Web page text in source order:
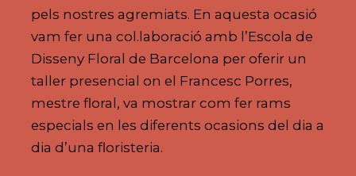
pels nostres agremiats. En aquesta ocasió
vam fer una col.laboració amb l’Escola de
Disseny Floral de Barcelona per oferir un
taller presencial on el Francesc Porres,
mestre floral, va mostrar com fer rams
especials en les diferents ocasions del dia a
dia d’una floristeria.